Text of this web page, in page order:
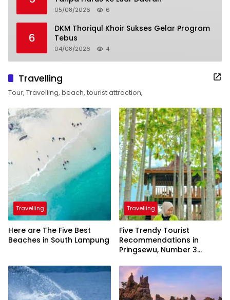
05/08/2026 6
6
DKM Thoriqul Khoir Sukses Gelar Program
Tebus
04/08/2026 4
Travelling
Tour, Travelling, beach, tourist attraction,
Travelling
Here are The Five Best
Beaches in South Lampung
Travelling
Five Trendy Tourist
Recommendations in
Pringsewu, Number 3
President